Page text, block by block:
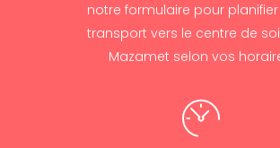
notre formulaire pour
transport vers le centre de
Mazamet selon vos